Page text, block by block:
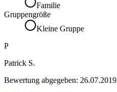
Familie
Gruppengröße
Kleine Gruppe
P
Patrick S.
Bewertung abgegeben: 26.07.2019